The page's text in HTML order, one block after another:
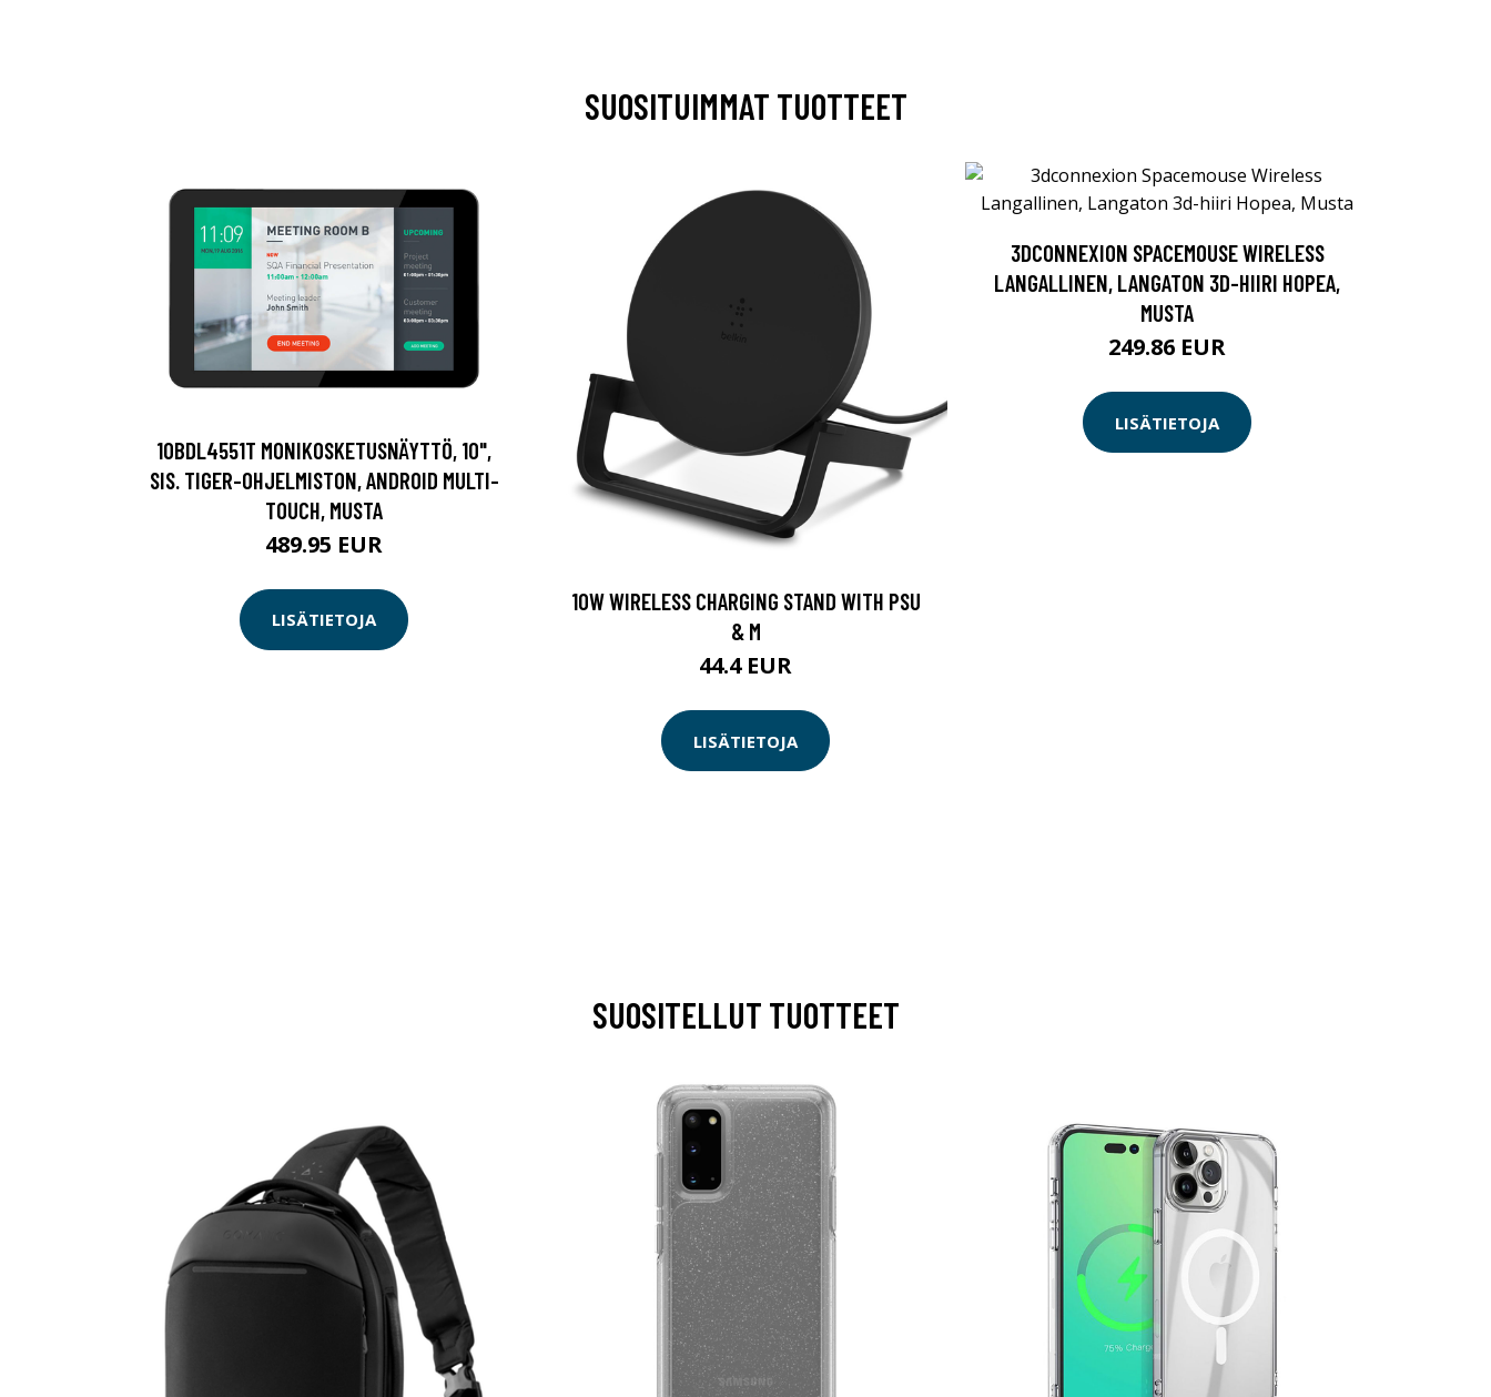
SUOSITUIMMAT TUOTTEET
10BDL4551T MONIKOSKETUSNÄYTTÖ, 10",
SIS. TIGER-OHJELMISTON, ANDROID MULTI-
TOUCH, MUSTA
489.95 EUR
LISÄTIETOJA
10W WIRELESS CHARGING STAND WITH PSU
& M
44.4 EUR
LISÄTIETOJA
3DCONNEXION SPACEMOUSE WIRELESS
LANGALLINEN, LANGATON 3D-HIIRI HOPEA,
MUSTA
249.86 EUR
LISÄTIETOJA
SUOSITELLUT TUOTTEET